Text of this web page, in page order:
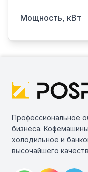
Мощность, кВт
Профессиональное
бизнеса.
холодильное и
высочайшего